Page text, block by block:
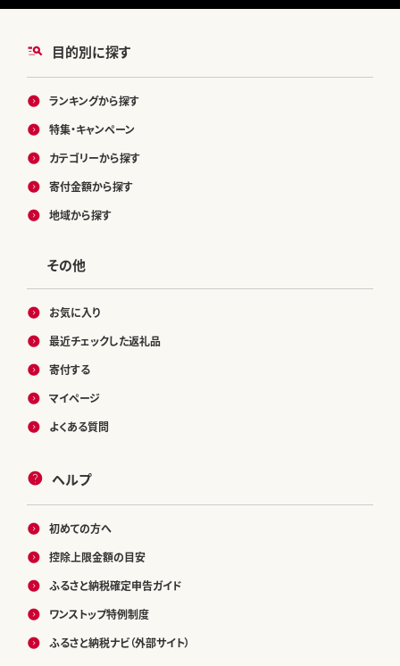
目的別に探す
ランキングから探す
特集・キャンペーン
カテゴリーから探す
寄付金額から探す
地域から探す
その他
お気に入り
最近チェックした返礼品
寄付する
マイページ
よくある質問
ヘルプ
初めての方へ
控除上限金額の目安
ふるさと納税確定申告ガイド
ワンストップ特例制度
ふるさと納税ナビ（外部サイト）